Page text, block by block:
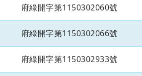
府綠開字第1150302060號
府綠開字第1150302066號
府綠開字第1150302933號